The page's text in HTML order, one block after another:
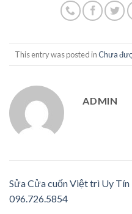
This entry was posted inChưa
ADMIN
Sửa Cửa cuốn Việt trì Uy Tín
096.726.5854